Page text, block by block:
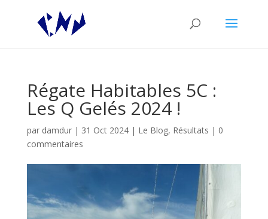
Régate Habitables 5C :
Les Q Gelés 2024 !
par damdur| 31 Oct 2024| Le Blog, Résultats | 0
commentaires